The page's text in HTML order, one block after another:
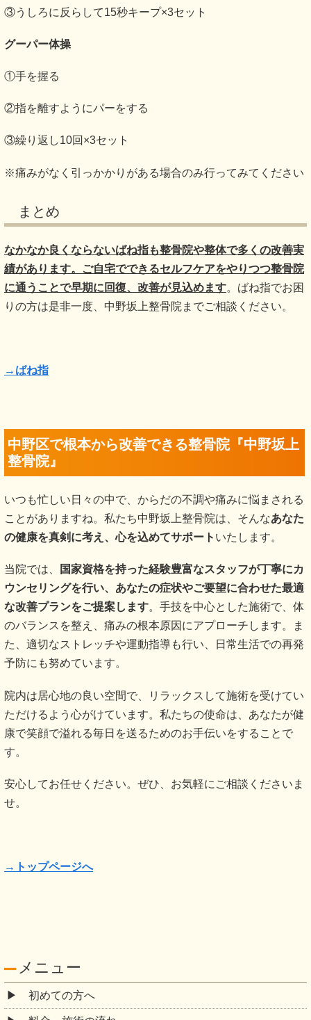
③うしろに反らして15秒キープ×3セット
グーパー体操
①手を握る
②指を離すようにパーをする
③繰り返し10回×3セット
※痛みがなく引っかかりがある場合のみ行ってみてください
まとめ
なかなか良くならないばね指も整骨院や整体で多くの改善実
績があります。ご自宅でできるセルフケアをやりつつ整骨院
に通うことで早期に回復、改善が見込めます。ばね指でお困
りの方は是非一度、中野坂上整骨院までご相談ください。
→ばね指
中野区で根本から改善できる整骨院『中野坂上
整骨院』
いつも忙しい日々の中で、からだの不調や痛みに悩まされる
ことがありますね。私たち中野坂上整骨院は、そんなあなた
の健康を真剣に考え、心を込めてサポート いたします。
当院では、
国家資格を持った経験豊富なスタッフが丁寧にカ
ウンセリングを行い、あなたの症状やご要望に合わせた最適
な改善プランをご提案します。手技を中心とした施術で、体
のバランスを整え、痛みの根本原因にアプローチします。ま
た、適切なストレッチや運動指導も行い、日常生活での再発
予防にも努めています。
院内は居心地の良い空間で、リラックスして施術を受けてい
ただけるよう心がけています。私たちの使命は、あなたが健
康で笑顔で溢れる毎日を送るためのお手伝いをすることで
す。
安心してお任せください。ぜひ、お気軽にご相談くださいま
せ。
→トップページへ
メニュー
初めての方へ